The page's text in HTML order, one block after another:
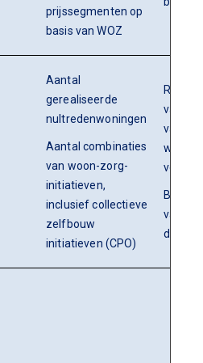
prijssegmenten op
basis van WOZ
Aantal
gerealiseerde
nultredenwoningen
Aantal combinaties
van woon-zorg-
initiatieven,
inclusief collectieve
zelfbouw
initiatieven (CPO)
van
van
voor
van